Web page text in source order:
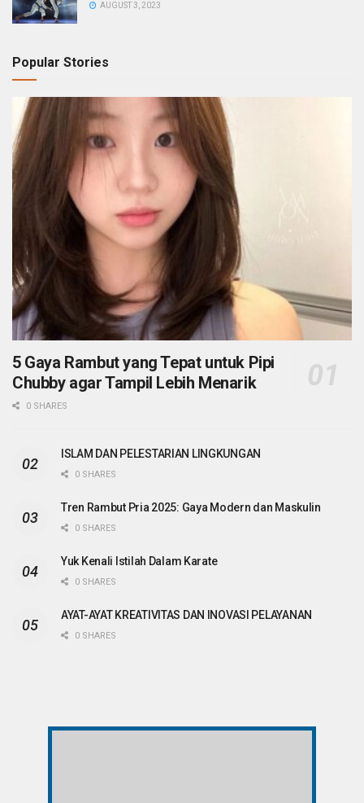
AUGUST 3, 2023
Popular Stories
5 Gaya Rambut yang Tepat untuk Pipi
Chubby agar Tampil Lebih Menarik
0 SHARES
ISLAM DAN PELESTARIAN LINGKUNGAN
0 SHARES
Tren Rambut Pria 2025: Gaya Modern dan Maskulin
0 SHARES
Yuk Kenali Istilah Dalam Karate
0 SHARES
AYAT-AYAT KREATIVITAS DAN INOVASI PELAYANAN
0 SHARES